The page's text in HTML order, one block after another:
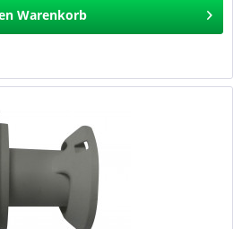
Warenkorb